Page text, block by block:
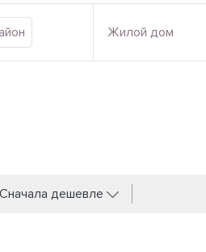
Жилой дом
Сначала дешевле